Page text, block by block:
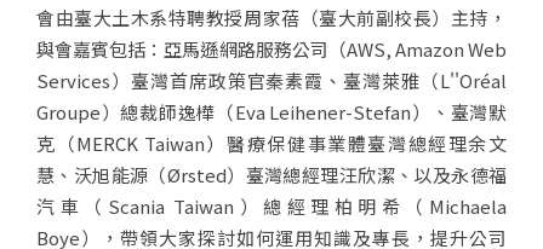
會由臺大土木系特聘教授周家蓓（臺大前副校長）主持，
與會嘉賓包括：亞馬遜網路服務公司（AWS, Amazon Web
Services）臺灣首席政策官秦素霞、臺灣萊雅（L''Oréal
Groupe）總裁師逸樺（Eva Leihener-Stefan）、臺灣默
克（MERCK Taiwan）醫療保健事業體臺灣總經理余文
慧、沃旭能源（Ørsted）臺灣總經理汪欣潔、以及永德福
汽車（Scania Taiwan）總經理柏明希（Michaela
Boye），帶領大家探討如何運用知識及專長，提升公司